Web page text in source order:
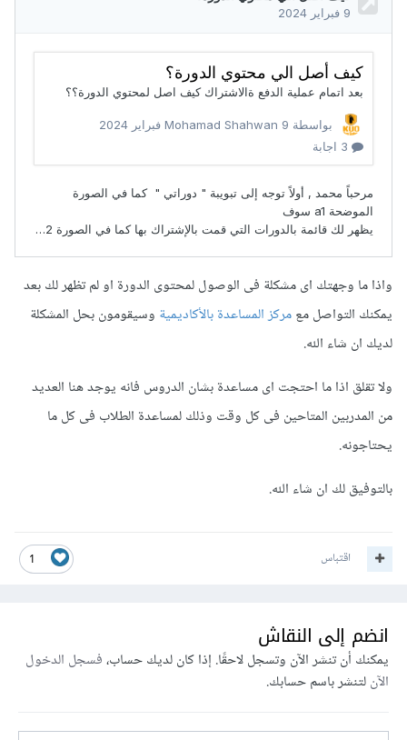
واذا ما وجهتك اى مشكلة فى الوصول لمحتوى الدورة او لم تظهر لك بعد
يمكنك التواصل معمركز المساعدة بالأكاديميةوسيقومون بحل المشكلة
لديك ان شاء الله.
ولا تقلق اذا ما احتجت اى مساعدة بشان الدروس فانه يوجد هنا العديد
من المدربين المتاحين فى كل وقت وذلك لمساعدة الطلاب فى كل ما
يحتاجونه.
بالتوفيق لك ان شاء الله.
1 اقتباس
انضم إلى النقاش
يمكنك أن تنشر الآن وتسجل لاحقًا. إذا كان لديك حساب،فسجل الدخول
الآنلتنشر باسم حسابك.